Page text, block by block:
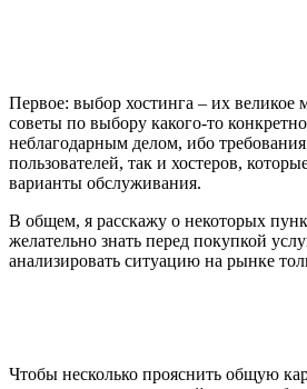
Первое: выбор хостинга – их великое
советы по выбору какого-то
неблагодарным делом, ибо
пользователей, так и хостеров,
варианты обслуживания.
В общем, я расскажу о некоторых
желательно знать перед покупкой
анализировать ситуацию на рынке
Чтобы несколько прояснить общую